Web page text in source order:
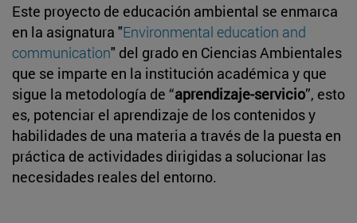
Este proyecto de educación ambiental se enmarca
en la asignatura "Environmental education and
communication" del grado en Ciencias Ambientales
que se imparte en la institución académica y que
sigue la metodología de “aprendizaje-servicio”, esto
es, potenciar el aprendizaje de los contenidos y
habilidades de una materia a través de la puesta en
práctica de actividades dirigidas a solucionar las
necesidades reales del entorno.